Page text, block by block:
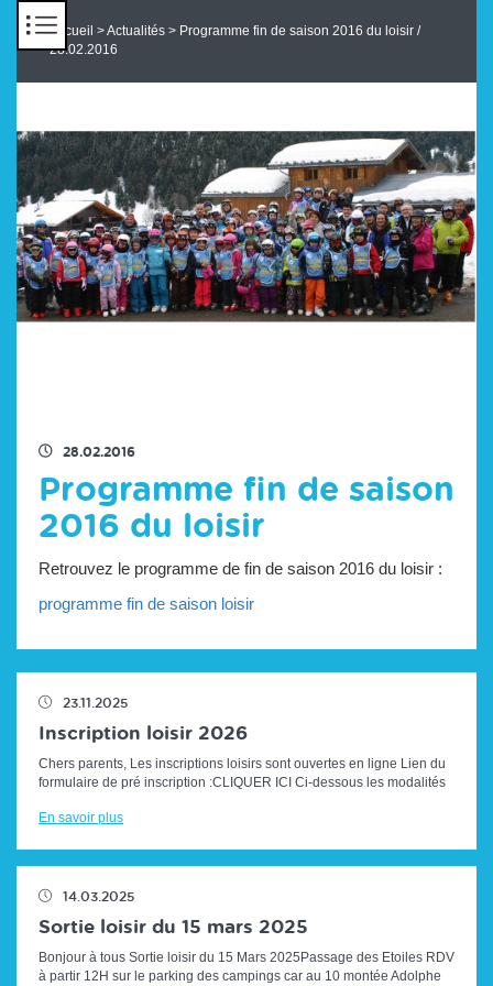
Accueil >Actualités > Programme fin de saison 2016 du loisir /
28.02.2016
28.02.2016
Programme fin de saison
2016 du loisir
Retrouvez le programme de fin de saison 2016 du loisir :
programme fin de saison loisir
23.11.2025
Inscription loisir 2026
Chers parents, Les inscriptions loisirs sont ouvertes en ligne Lien du
formulaire de pré inscription :CLIQUER ICI Ci-dessous les modalités
En savoir plus
14.03.2025
Sortie loisir du 15 mars 2025
Bonjour à tous Sortie loisir du 15 Mars 2025Passage des Etoiles RDV
à partir 12H sur le parking des campings car au 10 montée Adolphe